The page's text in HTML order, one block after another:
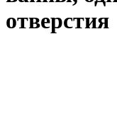
отверстия